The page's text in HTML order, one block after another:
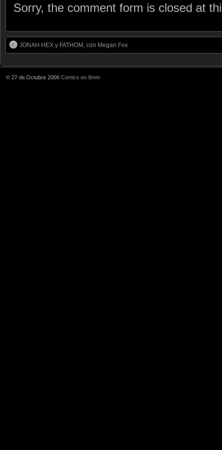
Sorry, the comment form is closed at
JONAH HEX y FATHOM, con Megan Fox
© 27 de Octubre 2006 Comics en 8mm